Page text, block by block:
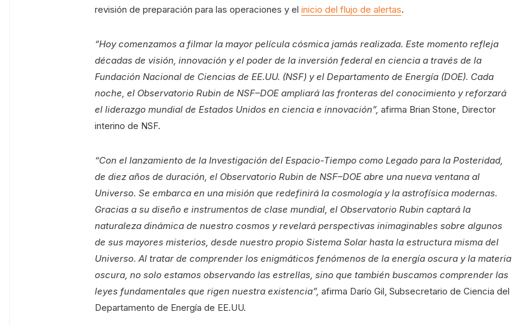
revisión de preparación para las operaciones y el inicio del flujo de alertas.
“Hoy comenzamos a filmar la mayor película cósmica jamás realizada. Este momento refleja
décadas de visión, innovación y el poder de la inversión federal en ciencia a través de la
Fundación Nacional de Ciencias de EE.UU. (NSF) y el Departamento de Energía (DOE). Cada
noche, el Observatorio Rubin de NSF–DOE ampliará las fronteras del conocimiento y reforzará
el liderazgo mundial de Estados Unidos en ciencia e innovación”, afirma Brian Stone, Director
interino de NSF.
“Con el lanzamiento de la Investigación del Espacio-Tiempo como Legado para la Posteridad,
de diez años de duración, el Observatorio Rubin de NSF–DOE abre una nueva ventana al
Universo. Se embarca en una misión que redefinirá la cosmología y la astrofísica modernas.
Gracias a su diseño e instrumentos de clase mundial, el Observatorio Rubin captará la
naturaleza dinámica de nuestro cosmos y revelará perspectivas inimaginables sobre algunos
de sus mayores misterios, desde nuestro propio Sistema Solar hasta la estructura misma del
Universo. Al tratar de comprender los enigmáticos fenómenos de la energía oscura y la materia
oscura, no solo estamos observando las estrellas, sino que también buscamos comprender las
leyes fundamentales que rigen nuestra existencia”, afirma Darío Gil, Subsecretario de Ciencia del
Departamento de Energía de EE.UU.